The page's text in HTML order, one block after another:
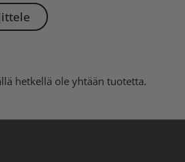
hetkellä ole yhtään tuotetta.